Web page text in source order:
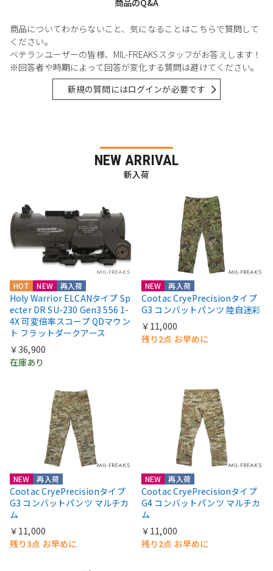
商品のQ&A
商品についてわからないこと、気になることはこちらで質問して
ください。
ベテランユーザーの皆様、MIL-FREAKSスタッフがお答えします！
※回答者や時期によって回答が変化する質問は避けてください。
新規の質問にはログインが必要です
NEW ARRIVAL
新入荷
HOT NEW 再入荷
Holy Warrior ELCANタイプ Sp
ecter DR SU-230 Gen3 556 1-
4X 可変倍率スコープ QDマウン
ト フラットダークアース
￥36,900
在庫あり
NEW 再入荷
Cootac CryePrecisionタイプ
G3 コンバットパンツ 陸自迷彩
￥11,000
残り2点 お早めに
NEW 再入荷
Cootac CryePrecisionタイプ
G3 コンバットパンツ マルチカ
ム
￥11,000
残り3点 お早めに
NEW 再入荷
Cootac CryePrecisionタイプ
G4 コンバットパンツ マルチカ
ム
￥11,000
残り2点 お早めに